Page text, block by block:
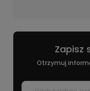
Zapisz
Otrzymuj